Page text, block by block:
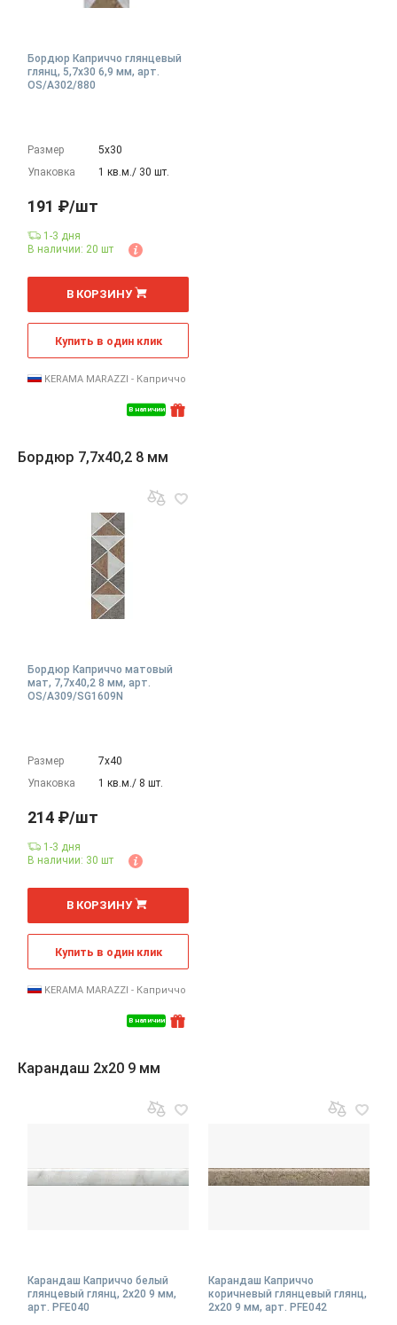
Бордюр Каприччо глянцевый
глянц, 5,7x30 6,9 мм, арт.
OS/A302/880
Размер
5х30
Упаковка
1 кв.м./ 30 шт.
В наличии
191 ₽/шт
1-3 дня
В наличии: 20 шт
шт
В КОРЗИНУ
Купить в один клик
KERAMA MARAZZI - Каприччо
Бордюр 7,7x40,2 8 мм
Бордюр Каприччо матовый
мат, 7,7x40,2 8 мм, арт.
OS/A309/SG1609N
Размер
7х40
Упаковка
1 кв.м./ 8 шт.
В наличии
214 ₽/шт
1-3 дня
В наличии: 30 шт
шт
В КОРЗИНУ
Купить в один клик
KERAMA MARAZZI - Каприччо
Карандаш 2x20 9 мм
Карандаш Каприччо белый
глянцевый глянц, 2x20 9 мм,
арт. PFE040
Карандаш Каприччо
коричневый глянцевый глянц,
2x20 9 мм, арт. PFE042